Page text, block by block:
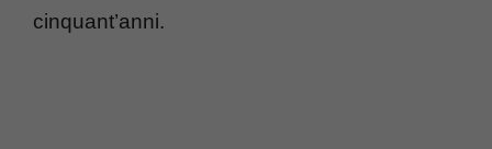
cinquant’anni.